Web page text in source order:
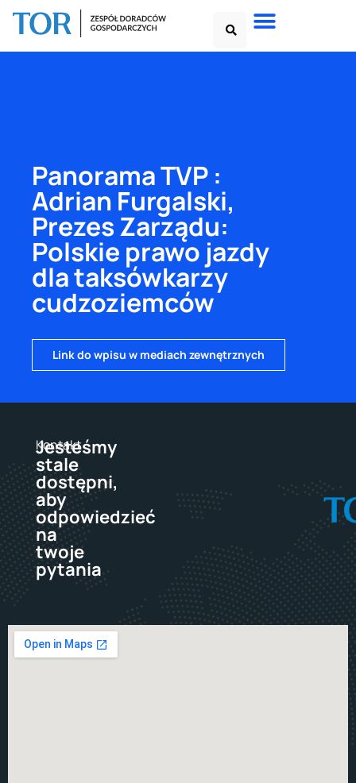
Panorama TVP :
Adrian Furgalski,
Prezes Zarządu:
Polskie prawo jazdy
dla taksówkarzy
cudzoziemców
Link do wpisu w mediach zewnętrznych
Kontakt
Jesteśmy
stale
dostępni,
aby
odpowiedzieć
na
twoje
pytania